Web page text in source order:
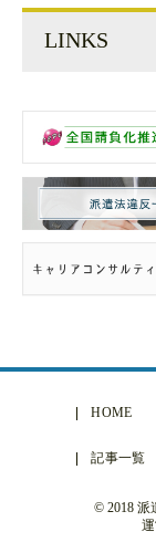
LINKS
HOME
記事一覧
© 2018 派